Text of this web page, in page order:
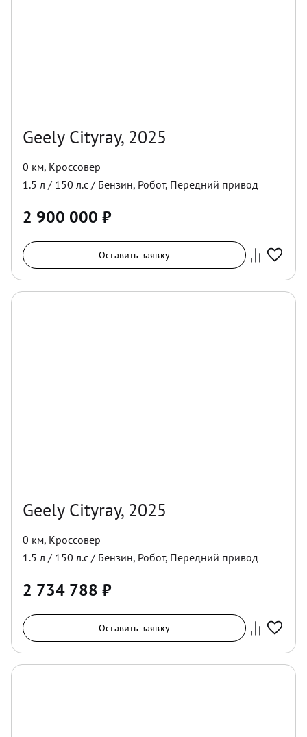
Geely Cityray, 2025
0 км, Кроссовер
1.5 л / 150 л.с / Бензин, Робот, Передний привод
2 900 000 ₽
Оставить заявку
Geely Cityray, 2025
0 км, Кроссовер
1.5 л / 150 л.с / Бензин, Робот, Передний привод
2 734 788 ₽
Оставить заявку